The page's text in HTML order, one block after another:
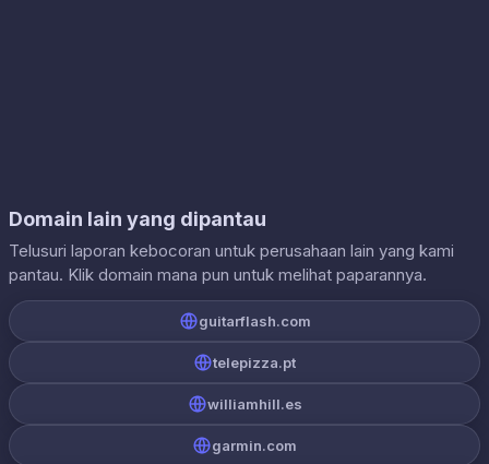
Domain lain yang dipantau
Telusuri laporan kebocoran untuk perusahaan lain yang kami
pantau. Klik domain mana pun untuk melihat paparannya.
guitarflash.com
telepizza.pt
williamhill.es
garmin.com